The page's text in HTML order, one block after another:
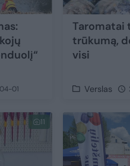
01
Taromatai
trūkumą,
visi
Verslas
11